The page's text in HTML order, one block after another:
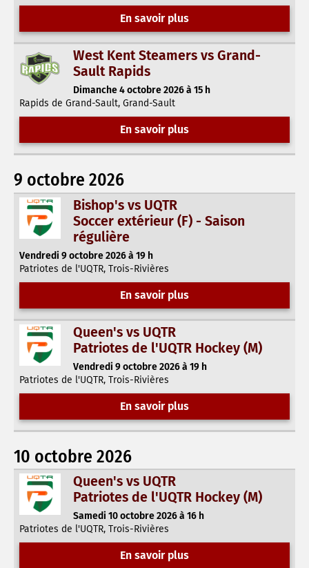
En savoir plus
West Kent Steamers vs Grand-
Sault Rapids
Dimanche 4 octobre 2026 à 15 h
Rapids de Grand-Sault, Grand-Sault
En savoir plus
9 octobre 2026
Bishop's vs UQTR
Soccer extérieur (F) - Saison
régulière
Vendredi 9 octobre 2026 à 19 h
Patriotes de l'UQTR, Trois-Rivières
En savoir plus
Queen's vs UQTR
Patriotes de l'UQTR Hockey (M)
Vendredi 9 octobre 2026 à 19 h
Patriotes de l'UQTR, Trois-Rivières
En savoir plus
10 octobre 2026
Queen's vs UQTR
Patriotes de l'UQTR Hockey (M)
Samedi 10 octobre 2026 à 16 h
Patriotes de l'UQTR, Trois-Rivières
En savoir plus